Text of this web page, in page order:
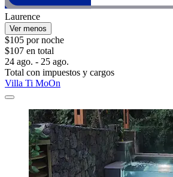
Laurence
Ver menos
$105 por noche
$107 en total
24 ago. - 25 ago.
Total con impuestos y cargos
Villa Ti MoOn